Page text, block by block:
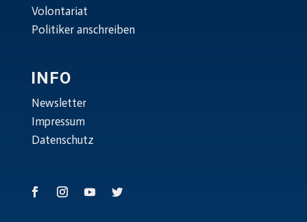
Volontariat
Politiker anschreiben
INFO
Newsletter
Impressum
Datenschutz